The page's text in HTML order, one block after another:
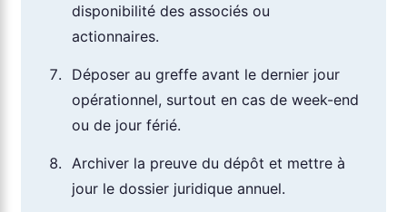
disponibilité des associés ou
actionnaires.
Déposer au greffe avant le dernier jour
opérationnel, surtout en cas de week-end
ou de jour férié.
Archiver la preuve du dépôt et mettre à
jour le dossier juridique annuel.